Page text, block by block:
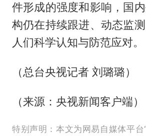
件形成的强度和影响，国
构仍在持续跟进、动态监
人们科学认知与防范应对。
（总台央视记者 刘璐璐）
（来源：央视新闻客户端）
特别声明：本文为网易自媒体平台